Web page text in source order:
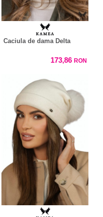
Caciula de dama Delta
173,86 RON